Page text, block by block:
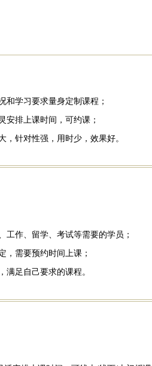
和学习要求量身定制课程；
安排上课时间，可约课；
，针对性强，用时少，效果好。
工作、留学、考试等需要的学员；
，需要预约时间上课；
满足自己要求的课程。